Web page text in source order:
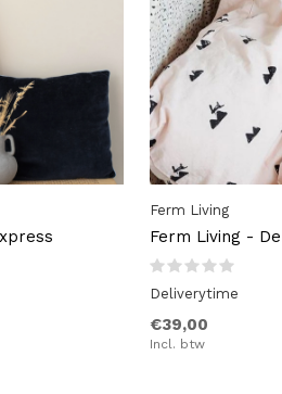
Ferm Living
Ferm Living -
Deliverytime
€39,00
Incl. btw